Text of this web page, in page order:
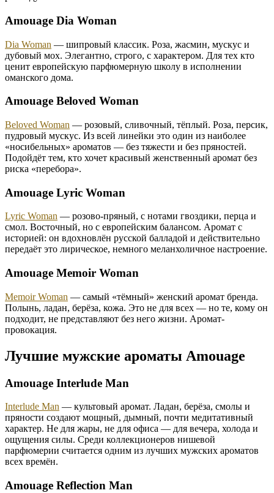
Amouage Dia Woman
Dia Woman — шипровый классик. Роза, жасмин, мускус и
дубовый мох. Элегантно, строго, с характером. Для тех кто
ценит европейскую парфюмерную школу в исполнении
оманского дома.
Amouage Beloved Woman
Beloved Woman — розовый, сливочный, тёплый. Роза, персик,
пудровый мускус. Из всей линейки это один из наиболее
«носибельных» ароматов — без тяжести и без пряностей.
Подойдёт тем, кто хочет красивый женственный аромат без
риска «перебора».
Amouage Lyric Woman
Lyric Woman — розово-пряный, с нотами гвоздики, перца и
смол. Восточный, но с европейским балансом. Аромат с
историей: он вдохновлён русской балладой и действительно
передаёт это лирическое, немного меланхоличное настроение.
Amouage Memoir Woman
Memoir Woman — самый «тёмный» женский аромат бренда.
Полынь, ладан, берёза, кожа. Это не для всех — но те, кому он
подходит, не представляют без него жизни. Аромат-
провокация.
Лучшие мужские ароматы Amouage
Amouage Interlude Man
Interlude Man — культовый аромат. Ладан, берёза, смолы и
пряности создают мощный, дымный, почти медитативный
характер. Не для жары, не для офиса — для вечера, холода и
ощущения силы. Среди коллекционеров нишевой
парфюмерии считается одним из лучших мужских ароматов
всех времён.
Amouage Reflection Man